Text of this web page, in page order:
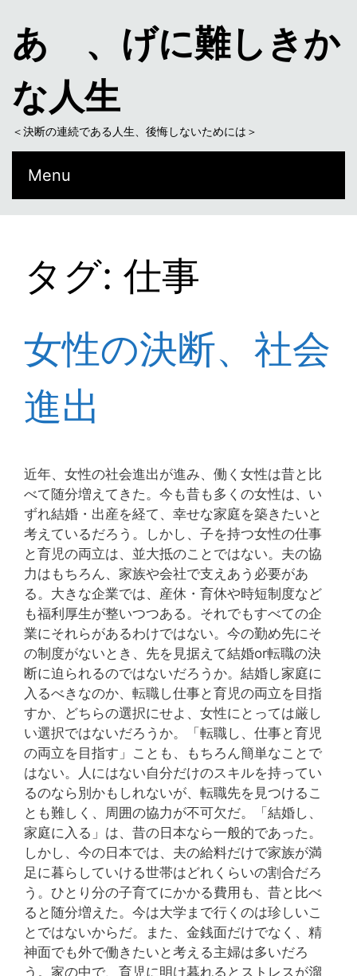
あゝ、げに難しきか
な人生
＜決断の連続である人生、後悔しないためには＞
Menu
タグ: 仕事
女性の決断、社会
進出
近年、女性の社会進出が進み、働く女性は昔と比
べて随分増えてきた。今も昔も多くの女性は、い
ずれ結婚・出産を経て、幸せな家庭を築きたいと
考えているだろう。しかし、子を持つ女性の仕事
と育児の両立は、並大抵のことではない。夫の協
力はもちろん、家族や会社で支えあう必要があ
る。大きな企業では、産休・育休や時短制度など
も福利厚生が整いつつある。それでもすべての企
業にそれらがあるわけではない。今の勤め先にそ
の制度がないとき、先を見据えて結婚or転職の決
断に迫られるのではないだろうか。結婚し家庭に
入るべきなのか、転職し仕事と育児の両立を目指
すか、どちらの選択にせよ、女性にとっては厳し
い選択ではないだろうか。「転職し、仕事と育児
の両立を目指す」ことも、もちろん簡単なことで
はない。人にはない自分だけのスキルを持ってい
るのなら別かもしれないが、転職先を見つけるこ
とも難しく、周囲の協力が不可欠だ。「結婚し、
家庭に入る」は、昔の日本なら一般的であった。
しかし、今の日本では、夫の給料だけで家族が満
足に暮らしていける世帯はどれくらいの割合だろ
う。ひとり分の子育てにかかる費用も、昔と比べ
ると随分増えた。今は大学まで行くのは珍しいこ
とではないからだ。また、金銭面だけでなく、精
神面でも外で働きたいと考える主婦は多いだろ
う。家の中で、育児に明け暮れるとストレスが溜